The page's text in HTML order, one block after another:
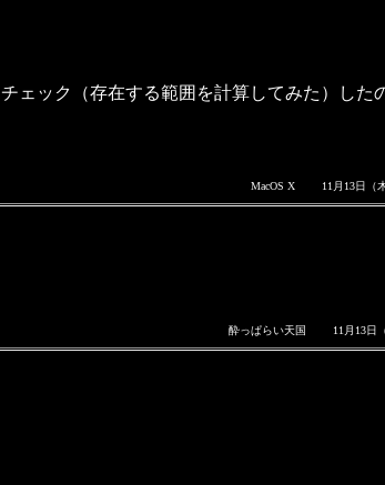
ック（存在する範囲を計算してみた）した
MacOS X 11月13日
酔っぱらい天国 11月13